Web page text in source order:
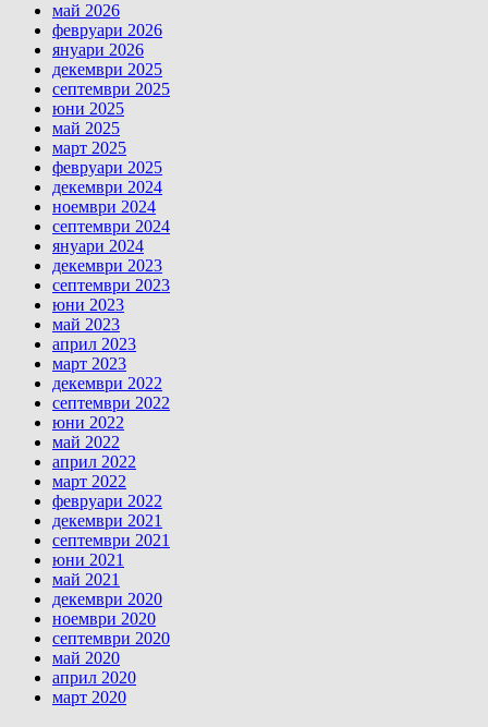
май 2026
февруари 2026
януари 2026
декември 2025
септември 2025
юни 2025
май 2025
март 2025
февруари 2025
декември 2024
ноември 2024
септември 2024
януари 2024
декември 2023
септември 2023
юни 2023
май 2023
април 2023
март 2023
декември 2022
септември 2022
юни 2022
май 2022
април 2022
март 2022
февруари 2022
декември 2021
септември 2021
юни 2021
май 2021
декември 2020
ноември 2020
септември 2020
май 2020
април 2020
март 2020